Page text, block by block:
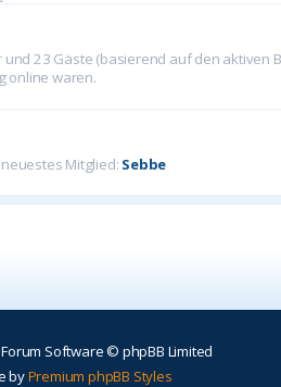
23 Gäste (basierend auf den aktiven
online waren.
Mitglied: Sebbe
Software © phpBB Limited
byPremium phpBB Styles